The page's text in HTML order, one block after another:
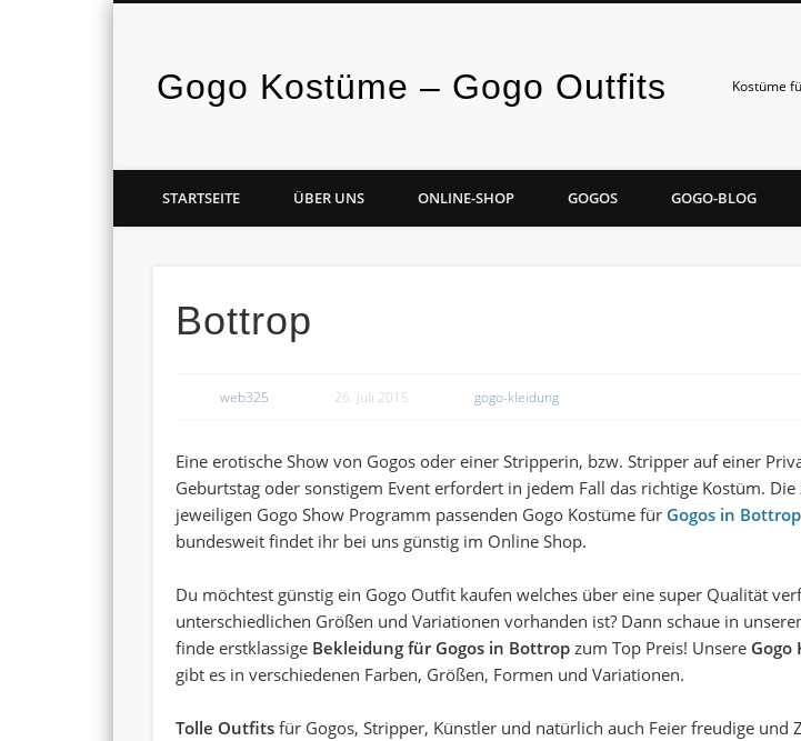
Gogo Kostüme – Gogo Outfits Kostüme
Google+
STARTSEITE ÜBER UNS ONLINE-SHOP GOGOS GOGO-BLOG
Bottrop
web325 26. Juli 2015 gogo-kleidung
Eine erotische Show von Gogos oder einer Stripperin, bzw. Stripper auf einer
Geburtstag oder sonstigem Event erfordert in jedem Fall das richtige Kostüm. Die
jeweiligen Gogo Show Programm passenden Gogo Kostüme für Gogos in Bottrop
bundesweit findet ihr bei uns günstig im Online Shop.
Du möchtest günstig ein Gogo Outfit kaufen welches über eine super Qualität
unterschiedlichen Größen und Variationen vorhanden ist? Dann schaue in
finde erstklassige Bekleidung für Gogos in Bottrop zum Top Preis! Unsere Gogo
gibt es in verschiedenen Farben, Größen, Formen und Variationen.
Tolle Outfits für Gogos, Stripper, Künstler und natürlich auch Feier freudige und